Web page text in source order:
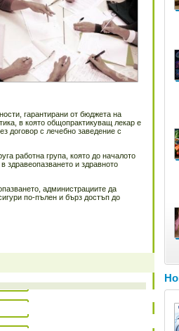
гарантирани от бюджета на
в която общопрактикуващ лекар е
договор с лечебно заведение с
работна група, която до началото
здравеопазването и здравното
администрациите да
по-пълен и бърз достъп до